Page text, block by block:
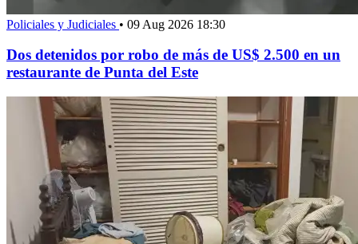
Policiales y Judiciales • 09 Aug 2026 18:30
Dos detenidos por robo de más de US$ 2.500 en un
restaurante de Punta del Este